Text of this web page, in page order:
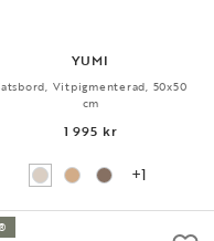
YUMI
Vitpigmenterad, 50x50
cm
1 995 kr
+1